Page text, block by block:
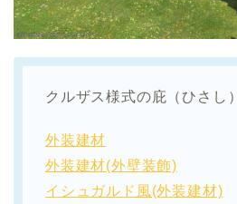
クルザス様式の庇（ひさし）
外装建材
外装建材(外壁装飾)
イシュガルド風(外装建材)